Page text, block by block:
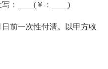
：____(￥：____)
前一次性付清。以甲方收